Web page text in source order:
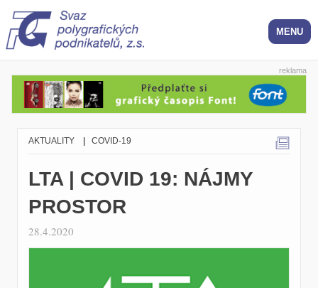
reklama
AKTUALITY COVID-19
LTA | COVID 19: NÁJMY
PROSTOR
28.4.2020